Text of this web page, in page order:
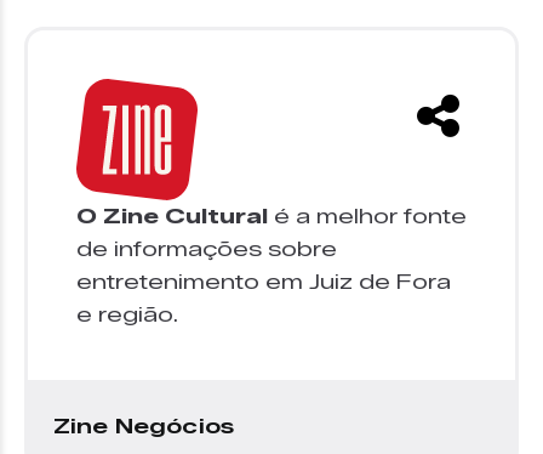
O Zine Cultural é a melhor fonte
de informações sobre
entretenimento em Juiz de Fora
e região.
Zine Negócios